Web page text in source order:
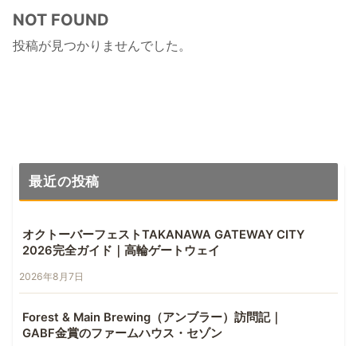
NOT FOUND
投稿が見つかりませんでした。
最近の投稿
オクトーバーフェストTAKANAWA GATEWAY CITY
2026完全ガイド｜高輪ゲートウェイ
2026年8月7日
Forest & Main Brewing（アンブラー）訪問記｜
GABF金賞のファームハウス・セゾン